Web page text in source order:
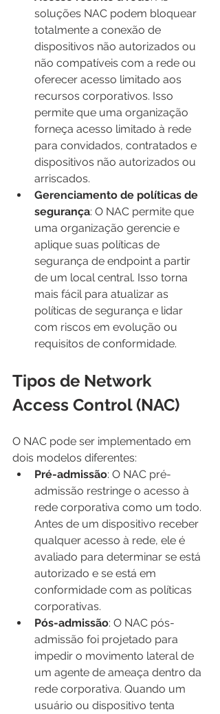
soluções NAC podem bloquear
totalmente a conexão de
dispositivos não autorizados ou
não compatíveis com a rede ou
oferecer acesso limitado aos
recursos corporativos. Isso
permite que uma organização
forneça acesso limitado à rede
para convidados, contratados e
dispositivos não autorizados ou
arriscados.
Gerenciamento de políticas de
segurança: O NAC permite que
uma organização gerencie e
aplique suas políticas de
segurança de endpoint a partir
de um local central. Isso torna
mais fácil para atualizar as
políticas de segurança e lidar
com riscos em evolução ou
requisitos de conformidade.
Tipos de Network
Access Control (NAC)
O NAC pode ser implementado em
dois modelos diferentes:
Pré-admissão: O NAC pré-
admissão restringe o acesso à
rede corporativa como um todo.
Antes de um dispositivo receber
qualquer acesso à rede, ele é
avaliado para determinar se está
autorizado e se está em
conformidade com as políticas
corporativas.
Pós-admissão: O NAC pós-
admissão foi projetado para
impedir o movimento lateral de
um agente de ameaça dentro da
rede corporativa. Quando um
usuário ou dispositivo tenta